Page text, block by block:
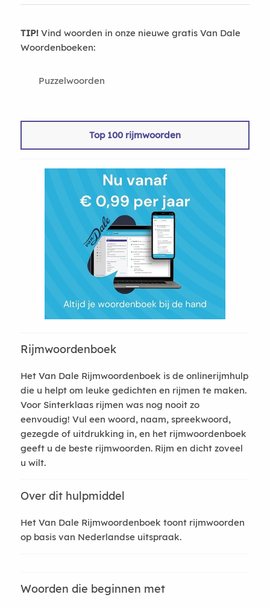
TIP!Vind woorden in onze nieuwe gratis Van Dale
Woordenboeken:
Puzzelwoorden
Top 100 rijmwoorden
Rijmwoordenboek
Het Van Dale Rijmwoordenboek is de onlinerijmhulp
die u helpt om leuke gedichten en rijmen te maken.
Voor Sinterklaas rijmen was nog nooit zo
eenvoudig! Vul een woord, naam, spreekwoord,
gezegde of uitdrukking in, en het rijmwoordenboek
geeft u de beste rijmwoorden. Rijm en dicht zoveel
u wilt.
Over dit hulpmiddel
Het Van Dale Rijmwoordenboek toont rijmwoorden
op basis van Nederlandse uitspraak.
Woorden die beginnen met